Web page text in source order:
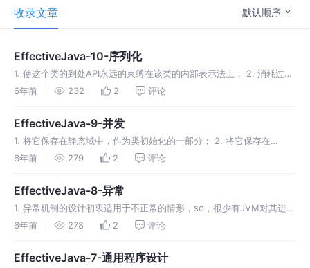
收录文章 默认顺序
EffectiveJava-10-序列化
1. 使这个类的到处API永远的束缚在该类的内部表示法上； 2. 消耗过多
的空间；（如上链表项只是实现细节，不值得记录在序列化形式中，会
扑关系，所有它必须经过一个昂贵的图遍历，但上面例子中沿着next引
用遍历是非…
6年前 232 2 评论
EffectiveJava-9-并发
1. 将它保存在静态域中，作为类初始化的一部分； 2. 将它保存在
volatile域，final域或者通过正常锁定访问的域中； 3. 将它放到并发的
开销； 2. 能有效控制线程池中的最大并发数，避免大量线程之间…
6年前 279 2 评论
EffectiveJava-8-异常
1. 异常机制的设计初衷适用于不正常的情形，so，很少有JVM对其进行
优化； 2. 把代码放在try-cache中阻止了现代JVM实现本来可能要执行
会将它们优化掉； 1. 使api更加易于学习和使用(通用,…
6年前 278 2 评论
EffectiveJava-7-通用程序设计